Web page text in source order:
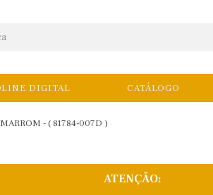
DIGITAL CATÁLOGO
- ( 81784-007D )
ATENÇÃO: